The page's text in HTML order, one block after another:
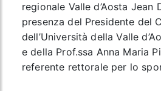
regionale Valle d’Aosta Jean
presenza del Presidente del
dell’Università della Valle
e della Prof.ssa Anna Maria
referente rettorale per lo